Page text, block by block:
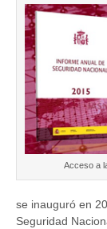
Acceso a
se inauguró en
Seguridad